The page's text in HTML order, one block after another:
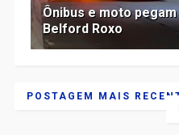
Ônibus e moto
Belford Roxo
POSTAGEM MAIS